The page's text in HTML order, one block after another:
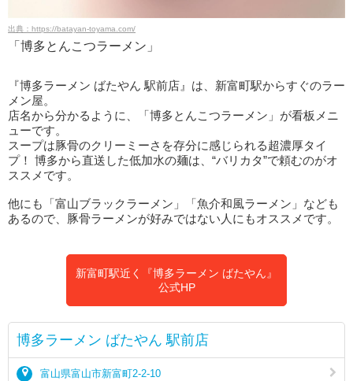
出典：https://batayan-toyama.com/
「博多とんこつラーメン」
『博多ラーメン ばたやん 駅前店』は、新富町駅からすぐのラー
メン屋。
店名から分かるように、「博多とんこつラーメン」が看板メニ
ューです。
スープは豚骨のクリーミーさを存分に感じられる超濃厚タイ
プ！ 博多から直送した低加水の麺は、“バリカタ”で頼むのがオ
ススメです。
他にも「富山ブラックラーメン」「魚介和風ラーメン」なども
あるので、豚骨ラーメンが好みではない人にもオススメです。
新富町駅近く『博多ラーメン ばたやん』
公式HP
博多ラーメン ばたやん 駅前店
富山県富山市新富町2-2-10